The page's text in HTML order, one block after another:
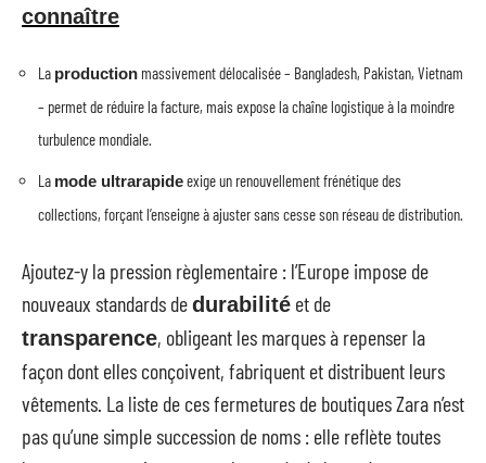
connaître
La production massivement délocalisée – Bangladesh, Pakistan, Vietnam
– permet de réduire la facture, mais expose la chaîne logistique à la moindre
turbulence mondiale.
La mode ultrarapideexige un renouvellement frénétique des
collections, forçant l’enseigne à ajuster sans cesse son réseau de distribution.
Ajoutez-y la pression règlementaire : l’Europe impose de
nouveaux standards dedurabilité et de
transparence, obligeant les marques à repenser la
façon dont elles conçoivent, fabriquent et distribuent leurs
vêtements. La liste de ces fermetures de boutiques Zara n’est
pas qu’une simple succession de noms : elle reflète toutes